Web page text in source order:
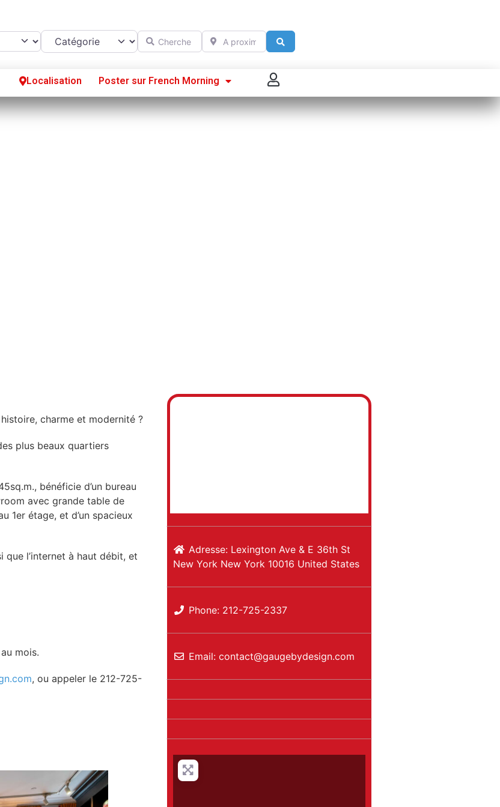
search type
Catégorie Chercher A proximité de
Localisation Poster sur French Morning
Se connecter
charme et modernité ?
plus beaux quartiers
bénéficie d’un bureau
avec grande table de
1er étage, et d’un spacieux
que l’internet à haut débit, et
mois.
, ou appeler le 212-725-
Adresse: Lexington Ave & E 36th St
New York New York 10016 United States
Phone: 212-725-2337
Email: contact@gaugebydesign.com